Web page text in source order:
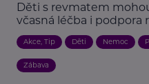
Děti s revmatem
včasná léčba i podpora
Akce, Tip Děti Nemoc
Zábava